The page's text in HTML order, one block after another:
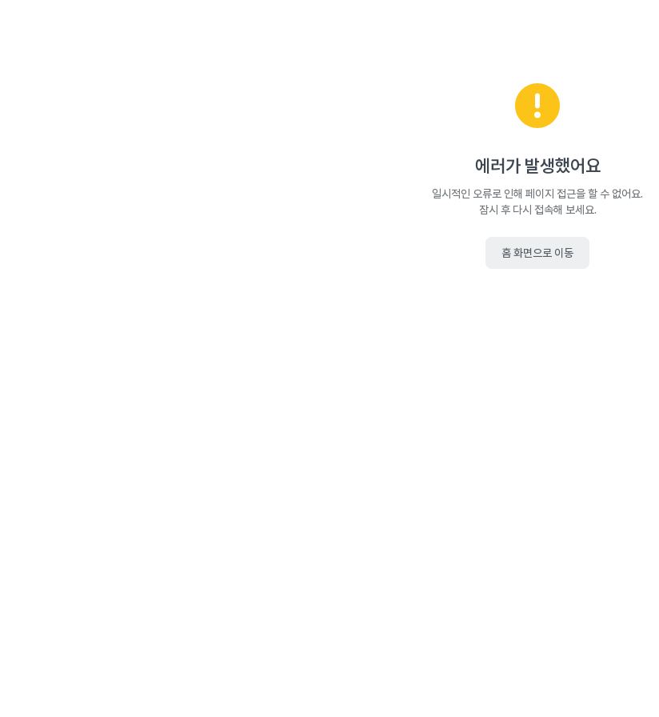
에러가 발생했어요
일시적인 오류로 인해 페이지 접근을 할 수 없어요.
잠시 후 다시 접속해 보세요.
홈 화면으로 이동